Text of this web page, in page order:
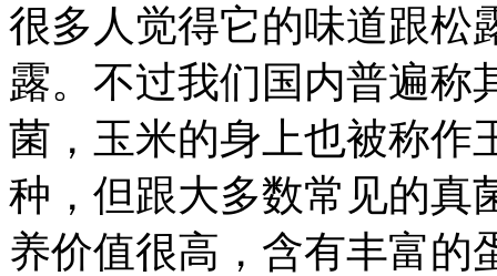
很多人觉得它的味道跟松
露。不过我们国内普遍称
菌，玉米的身上也被称作
种，但跟大多数常见的真
养价值很高，含有丰富的